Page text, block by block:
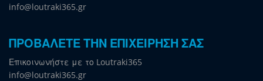
info@loutraki365.gr
ΠΡΟΒΑΛΕΤΕ ΤΗΝ ΕΠΙΧΕΙΡΗΣΗ ΣΑΣ
Επικοινωνήστε με το Loutraki365
info@loutraki365.gr